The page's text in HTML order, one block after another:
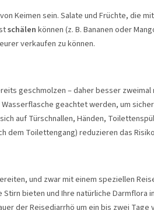
Keimen sein. Salate und Früchte, die
schälenkönnen (z. B. Bananen oder
verkaufen zu können.
geschmolzen – daher besser
geachtet werden, um
auf Türschnallen, Händen,
dem Toilettengang) reduzieren das
und zwar mit einem speziellen
bieten und Ihre natürliche Darmflora
der Reisediarrhö um ein bis zwei Tage